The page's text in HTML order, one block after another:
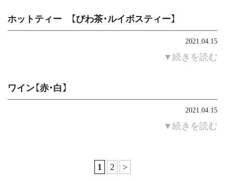
ホットティー 【びわ茶・ルイボスティー】
2021.04.15
▼続きを読む
ワイン【赤・白】
2021.04.15
▼続きを読む
1 2 >